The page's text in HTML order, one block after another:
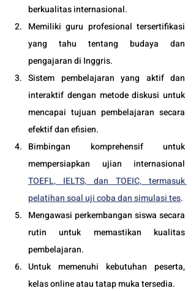
berkualitas internasional.
Memiliki guru profesional tersertifikasi
yang tahu tentang budaya dan
pengajaran di Inggris.
Sistem pembelajaran yang aktif dan
interaktif dengan metode diskusi untuk
mencapai tujuan pembelajaran secara
efektif dan efisien.
Bimbingan komprehensif untuk
TOEFL, IELTS, dan TOEIC, termasuk
pelatihan soal uji coba dan simulasi tes.
Mengawasi perkembangan siswa secara
rutin untuk memastikan kualitas
pembelajaran.
Untuk memenuhi kebutuhan peserta,
kelas online atau tatap muka tersedia.